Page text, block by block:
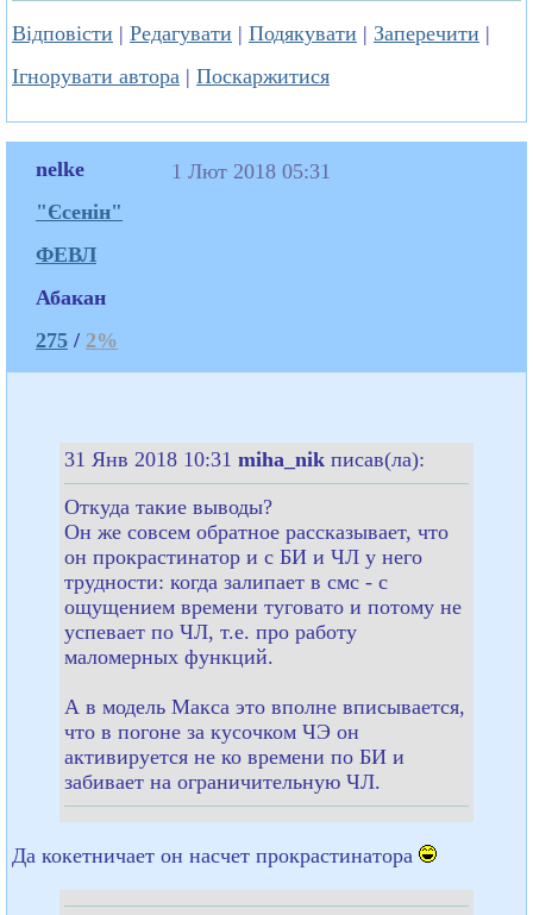
Відповісти | Редагувати | Подякувати | Заперечити |
Ігнорувати автора | Поскаржитися
nelke
"Єсенін"
ФЕВЛ
Абакан
275 / 2%
1 Лют 2018 05:31
31 Янв 2018 10:31 miha_nik писав(ла):
Откуда такие выводы?
Он же совсем обратное рассказывает, что
он прокрастинатор и с БИ и ЧЛ у него
трудности: когда залипает в смс - с
ощущением времени туговато и потому не
успевает по ЧЛ, т.е. про работу
маломерных функций.
А в модель Макса это вполне вписывается,
что в погоне за кусочком ЧЭ он
активируется не ко времени по БИ и
забивает на ограничительную ЧЛ.
Да кокетничает он насчет прокрастинатора